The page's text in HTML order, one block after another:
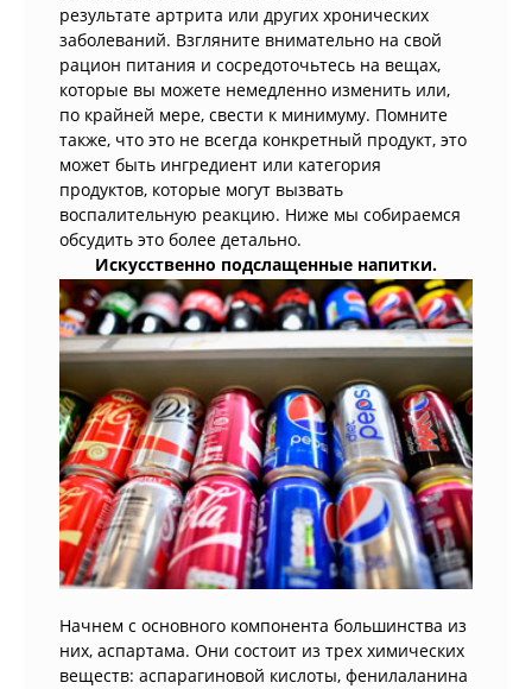
результате артрита или других хронических
заболеваний. Взгляните внимательно на свой
рацион питания и сосредоточьтесь на вещах,
которые вы можете немедленно изменить или,
по крайней мере, свести к минимуму. Помните
также, что это не всегда конкретный продукт, это
может быть ингредиент или категория
продуктов, которые могут вызвать
воспалительную реакцию. Ниже мы собираемся
обсудить это более детально.
Искусственно подслащенные напитки.
Начнем с основного компонента большинства из
них, аспартама. Они состоит из трех химических
веществ: аспарагиновой кислоты, фенилаланина